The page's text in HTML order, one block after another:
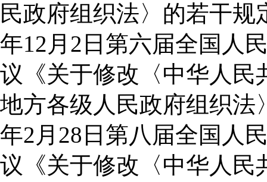
民政府组织法〉的若干规
年12月2日第六届全国人
议《关于修改〈中华人民
地方各级人民政府组织法
年2月28日第八届全国人
议《关于修改〈中华人民